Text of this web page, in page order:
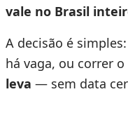
vale no Brasil
A decisão é
há vaga, ou correr
leva — sem data